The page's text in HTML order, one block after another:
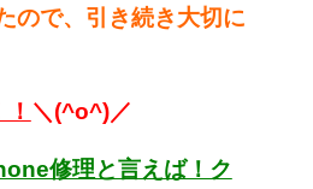
ので、引き続き大切に
＼(^o^)／
修理と言えば！ク